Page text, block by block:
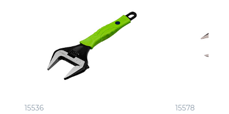
15536
15578